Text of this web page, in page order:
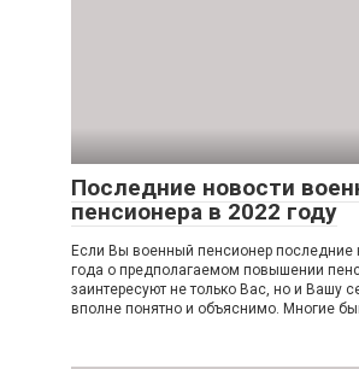
Последние новости
пенсионера в 2022 году
Если Вы военный пенсионер последние
года о предполагаемом повышении
заинтересуют не только Вас, но и Вашу
вполне понятно и объяснимо. Многие